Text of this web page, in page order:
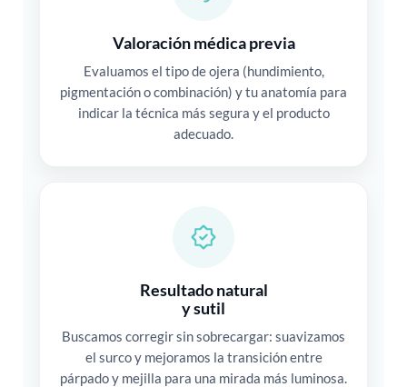
Valoración médica previa
Evaluamos el tipo de ojera (hundimiento,
pigmentación o combinación) y tu anatomía para
indicar la técnica más segura y el producto
adecuado.
Resultado natural
y sutil
Buscamos corregir sin sobrecargar: suavizamos
el surco y mejoramos la transición entre
párpado y mejilla para una mirada más luminosa.